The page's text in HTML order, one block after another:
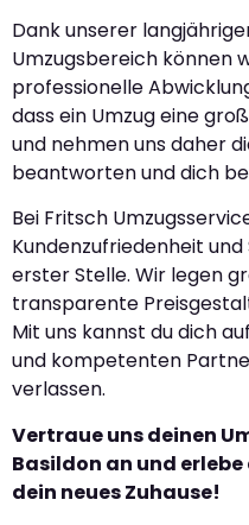
Dank unserer
Umzugsbereich können
professionelle
dass ein Umzug eine
und nehmen uns daher
beantworten und dich
Bei Fritsch
Kundenzufriedenheit
erster Stelle. Wir legen
transparente
Mit uns kannst du dich
und kompetenten
verlassen.
Vertraue uns deinen
Basildon an und
dein neues Zuhause!